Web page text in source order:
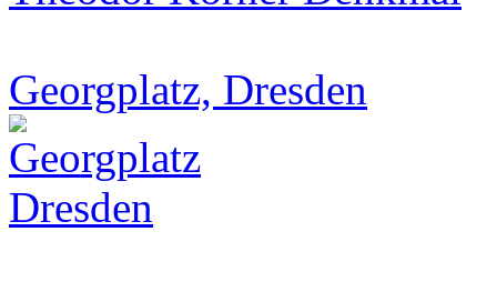
Georgplatz, Dresden